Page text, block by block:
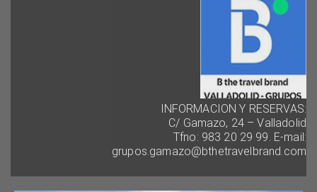
INFORMACION Y RESERVAS:
C/ Gamazo, 24 – Valladolid
Tfno: 983 20 29 99. E-mail:
grupos.gamazo@bthetravelbrand.com